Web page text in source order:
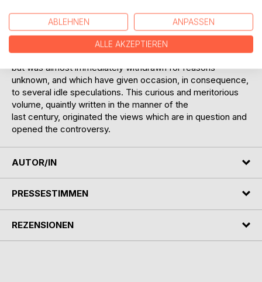
In the year 1850 "A Suggestive Inquiry concerning the
Hermetic Mystery and Alchemy, being an attempt to
recover the Ancient Experiment of Nature," was published
anonymously in London by a lady of high intellectual gifts,
but was almost immediately withdrawn for reasons
unknown, and which have given occasion, in consequence,
to several idle speculations. This curious and meritorious
volume, quaintly written in the manner of the
last century, originated the views which are in question and
opened the controversy.
AUTOR/IN
PRESSESTIMMEN
REZENSIONEN
ABLEHNEN ANPASSEN
ALLE AKZEPTIEREN